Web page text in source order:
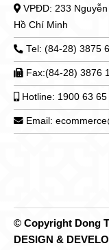
VPĐD: 233
Hồ Chí Minh
Tel: (84-28) 3875
Fax:(84-28) 3876
Hotline: 1900 63 65
Email:
© Copyright Dong
DESIGN &